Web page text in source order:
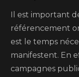
Il est important
référencement
est le temps
manifestent. En
campagnes